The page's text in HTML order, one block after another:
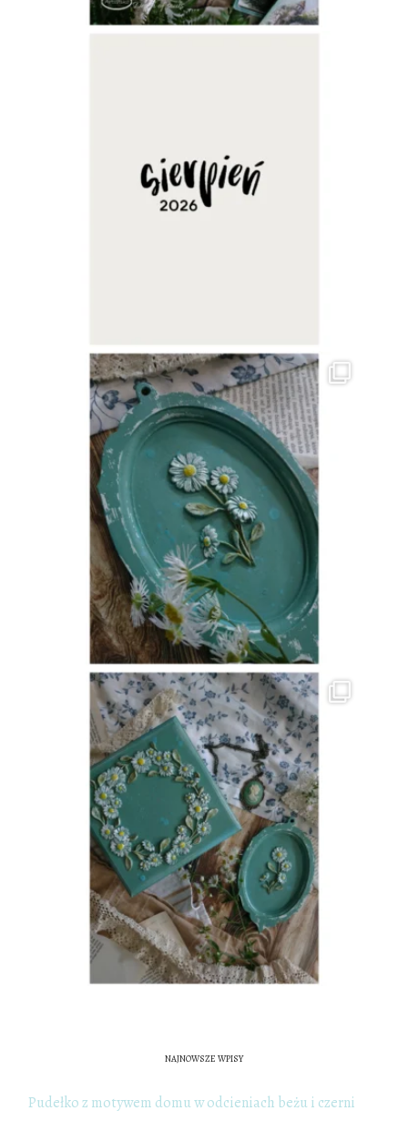
NAJNOWSZE WPISY
Pudełko z motywem domu w odcieniach beżu i czerni